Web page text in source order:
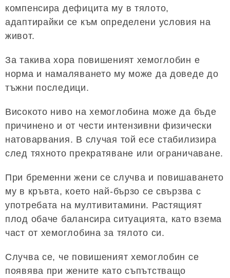
компенсира дефицита му в тялото,
адаптирайки се към определени условия на
живот.
За такива хора повишеният хемоглобин е
норма и намаляването му може да доведе до
тъжни последици.
Високото ниво на хемоглобина може да бъде
причинено и от чести интензивни физически
натоварвания. В случая той есе стабилизира
след тяхното прекратяване или ограничаване.
При бременни жени се случва и повишаването
му в кръвта, което най-бързо се свързва с
употребата на мултивитамини. Растящият
плод обаче балансира ситуацията, като взема
част от хемоглобина за тялото си.
Случва се, че повишеният хемоглобин се
появява при жените като съпътстващо